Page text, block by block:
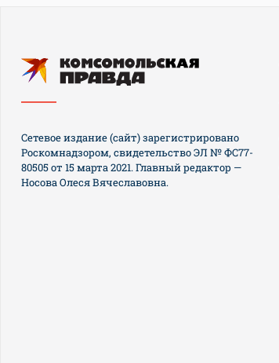
Сетевое издание (сайт) зарегистрировано
Роскомнадзором, свидетельство ЭЛ № ФС77-
80505 от 15 марта 2021. Главный редактор —
Носова Олеся Вячеславовна.